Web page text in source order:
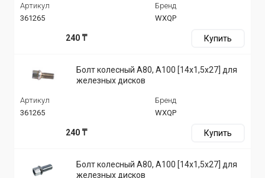
Артикул
361265
Бренд
WXQP
240 ₸ Купить
Болт колесный A80, A100 [14x1,5x27] для
железных дисков
Артикул
361265
Бренд
WXQP
240 ₸ Купить
Болт колесный A80, A100 [14x1,5x27] для
железных дисков